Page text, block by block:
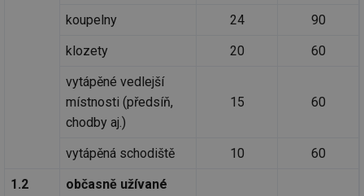
koupelny
24
90
klozety
20
60
vytápěné vedlejší
místnosti (předsíň,
chodby aj.)
15 60
vytápěná schodiště 10
60
1.2
občasně užívané